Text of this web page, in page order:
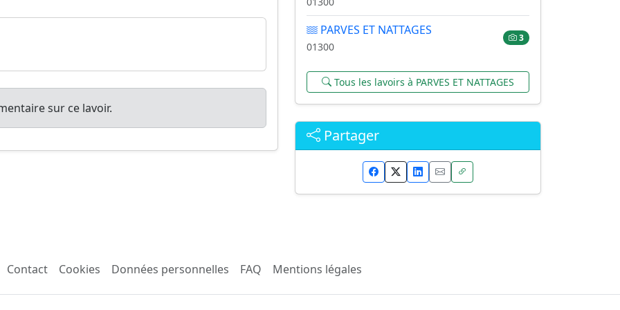
sur ce lavoir.
PARVES ET NATTAGES
01300
3
Tous les lavoirs à PARVES ET NATTAGES
Partager
Contact Cookies Données personnelles FAQ Mentions légales